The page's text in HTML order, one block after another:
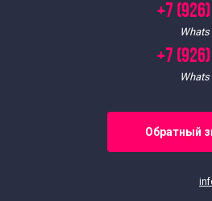
Осенние экскурсии
Экскурсии для
Экскурсии для школьников
Экскурсии для
+7
+7
Обратный